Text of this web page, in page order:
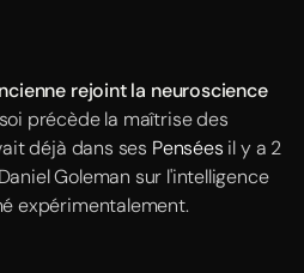
rejoint la neuroscience
précède la maîtrise des
déjà dans ses Pensées il y a 2
Goleman sur l'intelligence
expérimentalement.